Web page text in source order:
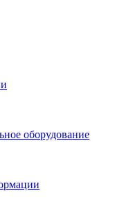
оборудование